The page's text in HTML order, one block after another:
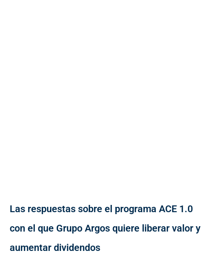
Las respuestas sobre el programa ACE 1.0
con el que Grupo Argos quiere liberar valor y
aumentar dividendos